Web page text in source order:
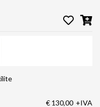
€ 130,00 +IVA